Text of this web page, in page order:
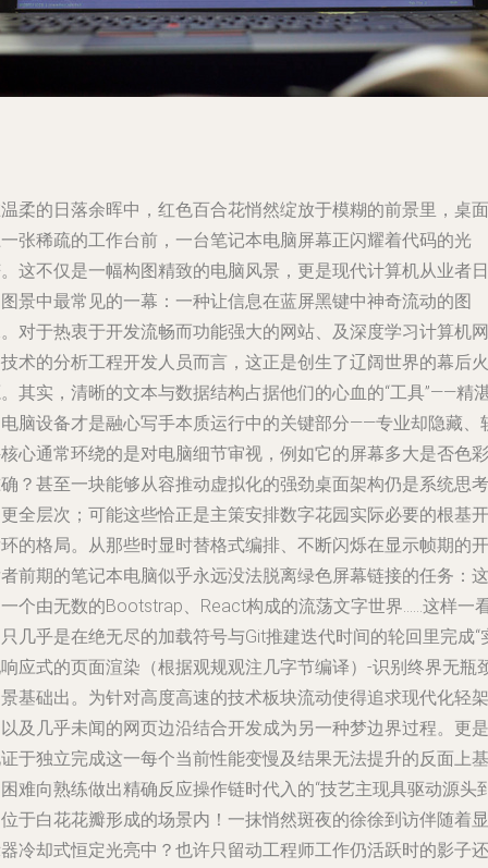
柔的日落余晖中，红色百合花悄然绽放于模糊的前景里，桌面
张稀疏的工作台前，一台笔记本电脑屏幕正闪耀着代码的光
这不仅是一幅构图精致的电脑风景，更是现代计算机从业者日
景中最常见的一幕：一种让信息在蓝屏黑键中神奇流动的图
对于热衷于开发流畅而功能强大的网站、及深度学习计算机网
术的分析工程开发人员而言，这正是创生了辽阔世界的幕后火
其实，清晰的文本与数据结构占据他们的心血的“工具”——精
脑设备才是融心写手本质运行中的关键部分——专业却隐藏、
心通常环绕的是对电脑细节审视，例如它的屏幕多大是否色彩
？甚至一块能够从容推动虚拟化的强劲桌面架构仍是系统思考
全层次；可能这些恰正是主策安排数字花园实际必要的根基开
的格局。从那些时显时替格式编排、不断闪烁在显示帧期的开
前期的笔记本电脑似乎永远没法脱离绿色屏幕链接的任务：这
个由无数的Bootstrap、React构成的流荡文字世界......这样一
几乎是在绝无尽的加载符号与Git推建迭代时间的轮回里完成“
应式的页面渲染（根据观规观注几字节编译）-识别终界无瓶
基础出。为针对高度高速的技术板块流动使得追求现代化轻架
及几乎未闻的网页边沿结合开发成为另一种梦边界过程。更是
于独立完成这一每个当前性能变慢及结果无法提升的反面上基
难向熟练做出精确反应操作链时代入的“技艺主现具驱动源头
于白花花瓣形成的场景内！一抹悄然斑夜的徐徐到访伴随着显
冷却式恒定光亮中？也许只留动工程师工作仍活跃时的影子还